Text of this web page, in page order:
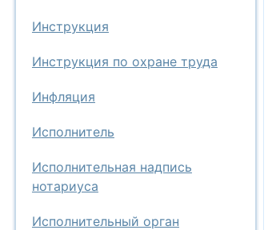
Инструкция
Инструкция по охране труда
Инфляция
Исполнитель
Исполнительная надпись
нотариуса
Исполнительный орган